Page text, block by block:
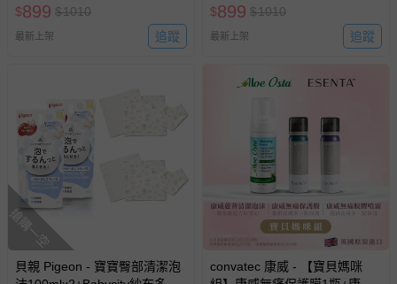
$899 $1010
最新上架 追蹤
$899 $1010
最新上架 追蹤
搶購一空
貝親 Pigeon - 寶寶臀部清潔泡
convatec 康威 - 【寶貝媽咪